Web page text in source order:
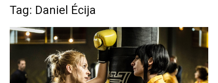
Tag: Daniel Écija